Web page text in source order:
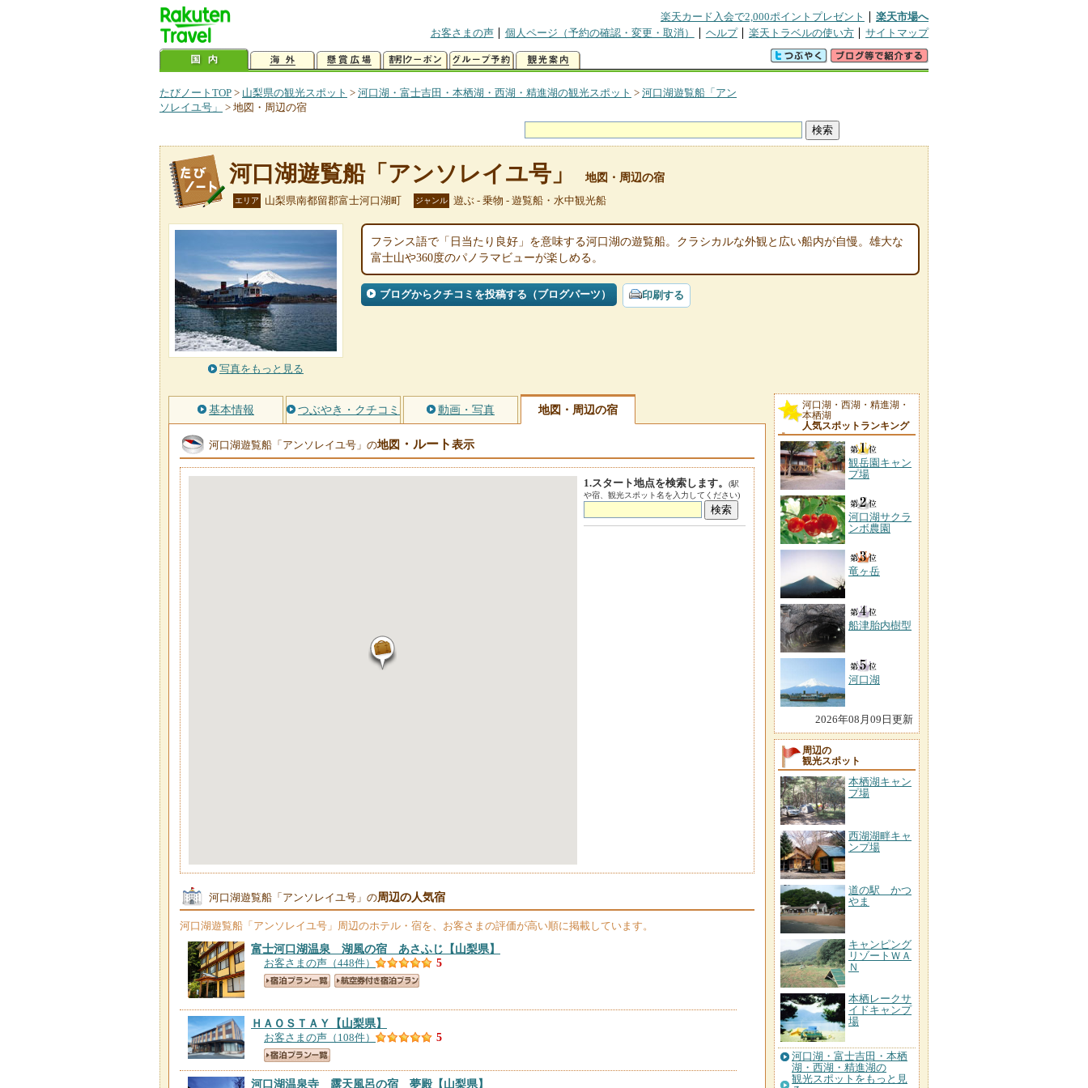
楽天カード入会で2,000ポイントプレゼント
楽天市場へ
お客さまの声
個人ページ（予約の確認・変更・取消） ヘルプ 楽天トラベルの使い方 サイトマップ
たびノートTOP > 山梨県の観光スポット > 河口湖・富士吉田・本栖湖・西湖・精進湖の観光スポット > 河口湖遊覧船「アン
ソレイユ号」
> 地図・周辺の宿
河口湖遊覧船「アンソレイユ号」 地図・周辺の宿
エリア 山梨県南都留郡富士河口湖町 ジャンル 遊ぶ - 乗物 - 遊覧船・水中観光船
写真をもっと見る
フランス語で「日当たり良好」を意味する河口湖の遊覧船。クラシカルな外観と広い船内が自慢。雄大な
富士山や360度のパノラマビューが楽しめる。
ブログからクチコミを投稿する（ブログパーツ） 印刷する
基本情報 つぶやき・クチコミ 動画・写真 地図・周辺の宿
河口湖遊覧船「アンソレイユ号」の地図 ・ルート表示
1.スタート地点を検索します。
(駅
や宿、観光スポット名を入力してください)
河口湖遊覧船「アンソレイユ号」の周辺の人気宿
河口湖遊覧船「アンソレイユ号」 周辺のホテル・宿を、お客さまの評価が高い順に掲載しています。
富士河口湖温泉 湖風の宿 あさふじ 【山梨県】
お客さまの声（448件） 5
ＨＡＯＳＴＡＹ 【山梨県】
お客さまの声（108件） 5
河口湖温泉寺 露天風呂の宿 夢殿 【山梨県】
河口湖・西湖・精進湖・
本栖湖
人気スポットランキング
観岳園キャン
プ場
河口湖サクラ
ンボ農園
竜ヶ岳
船津胎内樹型
河口湖
2026年08月09日更新
周辺の
観光スポット
本栖湖キャン
プ場
西湖湖畔キャ
ンプ場
道の駅 かつ
やま
キャンピング
リゾートＷＡ
Ｎ
本栖レークサ
イドキャンプ
場
河口湖・富士吉田・本栖
湖・西湖・精進湖の
観光スポットをもっと見